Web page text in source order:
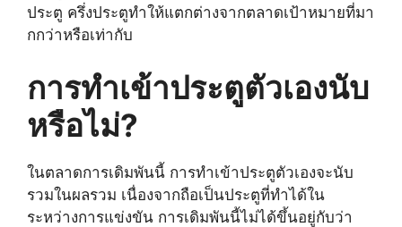
ประตู ครึ่งประตูทำให้แตกต่างจากตลาดเป้าหมายที่มา
กกว่าหรือเท่ากับ
การทำเข้าประตูตัวเองนับ
หรือไม่?
ในตลาดการเดิมพันนี้ การทำเข้าประตูตัวเองจะนับ
รวมในผลรวม เนื่องจากถือเป็นประตูที่ทำได้ใน
ระหว่างการแข่งขัน การเดิมพันนี้ไม่ได้ขึ้นอยู่กับว่า